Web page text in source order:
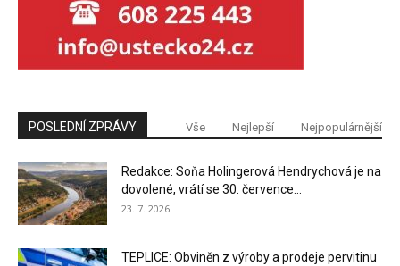
POSLEDNÍ ZPRÁVY Vše Nejlepší Nejpopulárnější
Redakce: Soňa Holingerová Hendrychová je na
dovolené, vrátí se 30. července...
23. 7. 2026
TEPLICE: Obviněn z výroby a prodeje pervitinu